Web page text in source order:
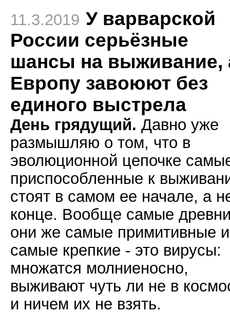
11.3.2019 У варварской
России серьёзные
шансы на выживание,
Европу завоюют без
единого выстрела
День грядущий. Давно уже
размышляю о том, что в
эволюционной цепочке
приспособленные к
стоят в самом ее начале, а
конце. Вообще самые
они же самые примитивные и
самые крепкие - это вирусы:
множатся молниеносно,
выживают чуть ли не в
и ничем их не взять.